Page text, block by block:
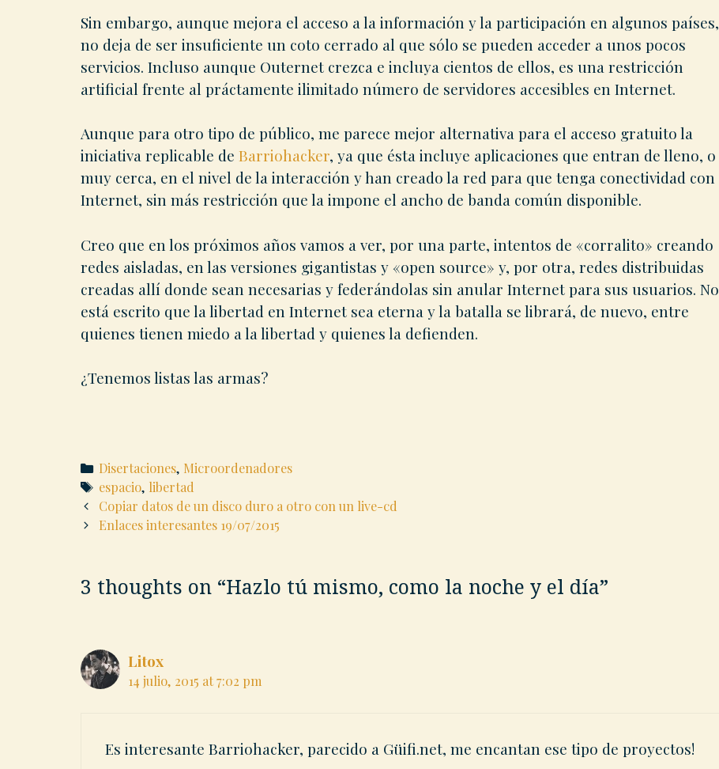
Sin embargo, aunque mejora el acceso a la información y la participación en algunos países,
no deja de ser insuficiente un coto cerrado al que sólo se pueden acceder a unos pocos
servicios. Incluso aunque Outernet crezca e incluya cientos de ellos, es una restricción
artificial frente al práctamente ilimitado número de servidores accesibles en Internet.
Aunque para otro tipo de público, me parece mejor alternativa para el acceso gratuito la
iniciativa replicable de Barriohacker, ya que ésta incluye aplicaciones que entran de lleno, o
muy cerca, en el nivel de la interacción y han creado la red para que tenga conectividad con
Internet, sin más restricción que la impone el ancho de banda común disponible.
Creo que en los próximos años vamos a ver, por una parte, intentos de «corralito» creando
redes aisladas, en las versiones gigantistas y «open source» y, por otra, redes distribuidas
creadas allí donde sean necesarias y federándolas sin anular Internet para sus usuarios. No
está escrito que la libertad en Internet sea eterna y la batalla se librará, de nuevo, entre
quienes tienen miedo a la libertad y quienes la defienden.
¿Tenemos listas las armas?
Categories
Disertaciones, Microordenadores
Tags
espacio, libertad
Post
navigation
Copiar datos de un disco duro a otro con un live-cd
Enlaces interesantes 19/07/2015
3 thoughts on “Hazlo tú mismo, como la noche y el día”
Litox
14 julio, 2015 at 7:02 pm
Es interesante Barriohacker, parecido a Güifi.net, me encantan ese tipo de proyectos!